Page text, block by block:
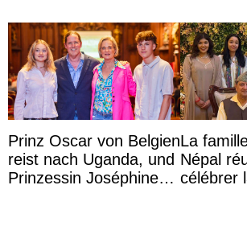
Prinz Oscar von Belgien
reist nach Uganda, und
Prinzessin Joséphine
La
Népal
célébrer